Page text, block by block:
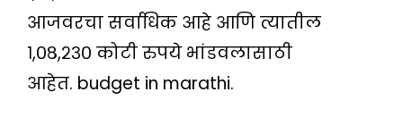
आजवरचा सर्वाधिक आहे आणि त्यातील
१,०८,२३० कोटी रुपये भांडवलासाठी
आहेत. budget in marathi.